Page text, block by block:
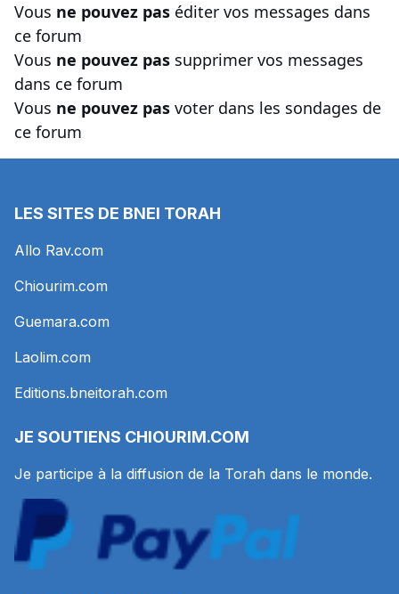
Vous ne pouvez pas éditer vos messages dans
ce forum
Vous ne pouvez pas supprimer vos messages
dans ce forum
Vous ne pouvez pas voter dans les sondages de
ce forum
LES SITES DE BNEI TORAH
Allo Rav.com
Chiourim.com
Guemara.com
Laolim.com
Editions.bneitorah.com
JE SOUTIENS CHIOURIM.COM
Je participe à la diffusion de la Torah dans le monde.